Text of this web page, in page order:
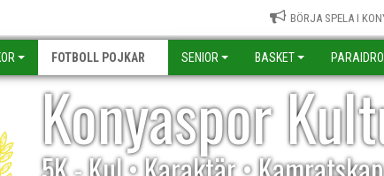
BÖRJA SPELA I
FOTBOLL POJKAR SENIOR BASKET
Konyaspor